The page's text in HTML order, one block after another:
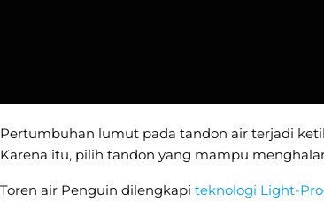
Pertumbuhan lumut pada tandon air terjadi
Karena itu, pilih tandon yang mampu
Toren air Penguin dilengkapi teknologi Light-